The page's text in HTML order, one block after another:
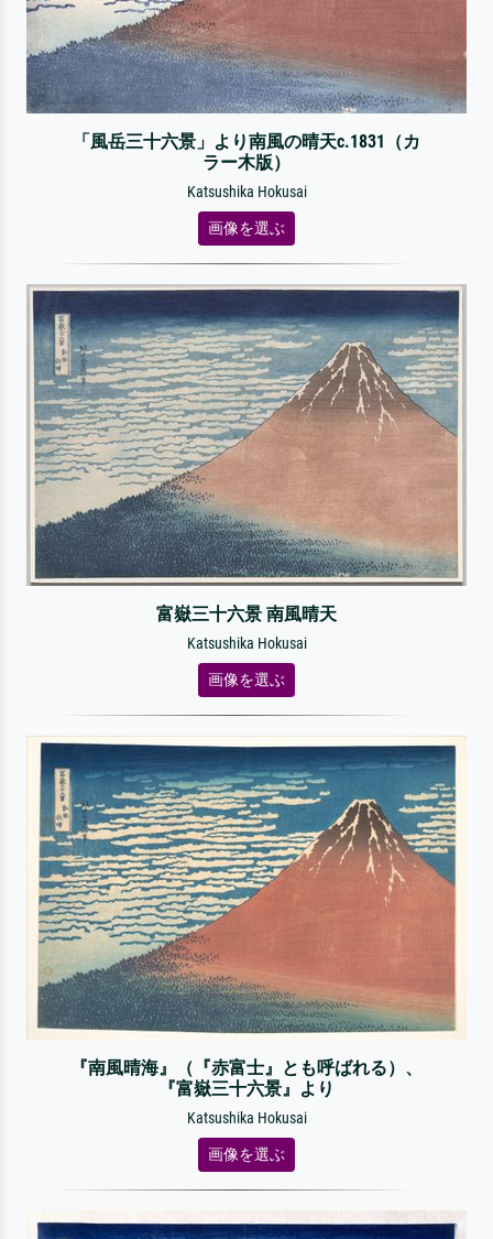
「風岳三十六景」より南風の晴天c.1831（カ
ラー木版）
Katsushika Hokusai
画像を選ぶ
富嶽三十六景 南風晴天
Katsushika Hokusai
画像を選ぶ
『南風晴海』（『赤富士』とも呼ばれる）、
『富嶽三十六景』より
Katsushika Hokusai
画像を選ぶ